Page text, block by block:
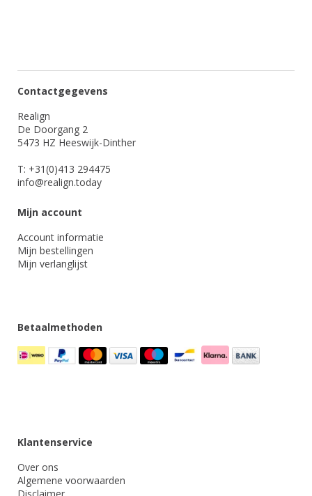
Contactgegevens
Realign
De Doorgang 2
5473 HZ Heeswijk-Dinther
T: +31(0)413 294475
info@realign.today
Mijn account
Account informatie
Mijn bestellingen
Mijn verlanglijst
Betaalmethoden
Klantenservice
Over ons
Algemene voorwaarden